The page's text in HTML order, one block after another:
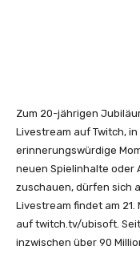
Zum 20-jährigen
Livestream auf Twitch,
erinnerungswürdige
neuen Spielinhalte oder
zuschauen, dürfen sich
Livestream findet am 21.
auf twitch.tv/ubisoft.
inzwischen über 90